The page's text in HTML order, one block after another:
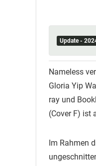
Update -
Nameless
Gloria Yip
ray und
(Cover F) ist
Im Rahmen